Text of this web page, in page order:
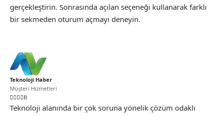
gerçekleştirin. Sonrasında açılan seçeneği kullanarak farklı
bir sekmeden oturum açmayı deneyin.
Teknoloji Haber
Müşteri Hizmetleri
Teknoloji alanında bir çok soruna yönelik çözüm odaklı